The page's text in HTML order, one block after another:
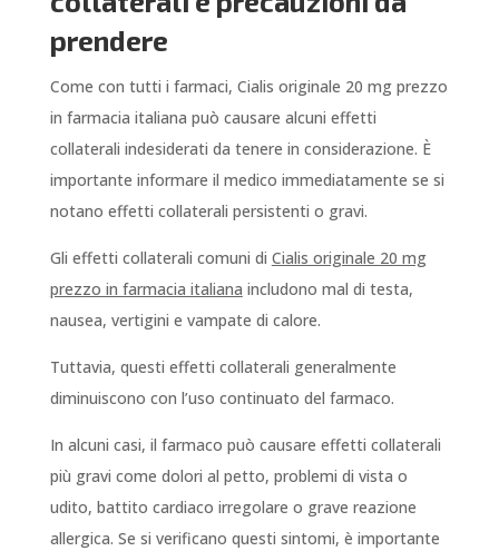
prendere
Come con tutti i farmaci, Cialis originale 20 mg prezzo
in farmacia italiana può causare alcuni effetti
collaterali indesiderati da tenere in considerazione. È
importante informare il medico immediatamente se si
notano effetti collaterali persistenti o gravi.
Gli effetti collaterali comuni di Cialis originale 20 mg
prezzo in farmacia italiana includono mal di testa,
nausea, vertigini e vampate di calore.
Tuttavia, questi effetti collaterali generalmente
diminuiscono con l’uso continuato del farmaco.
In alcuni casi, il farmaco può causare effetti collaterali
più gravi come dolori al petto, problemi di vista o
udito, battito cardiaco irregolare o grave reazione
allergica. Se si verificano questi sintomi, è importante